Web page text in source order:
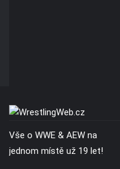
Vše o WWE & AEW na
jednom místě už 19 let!